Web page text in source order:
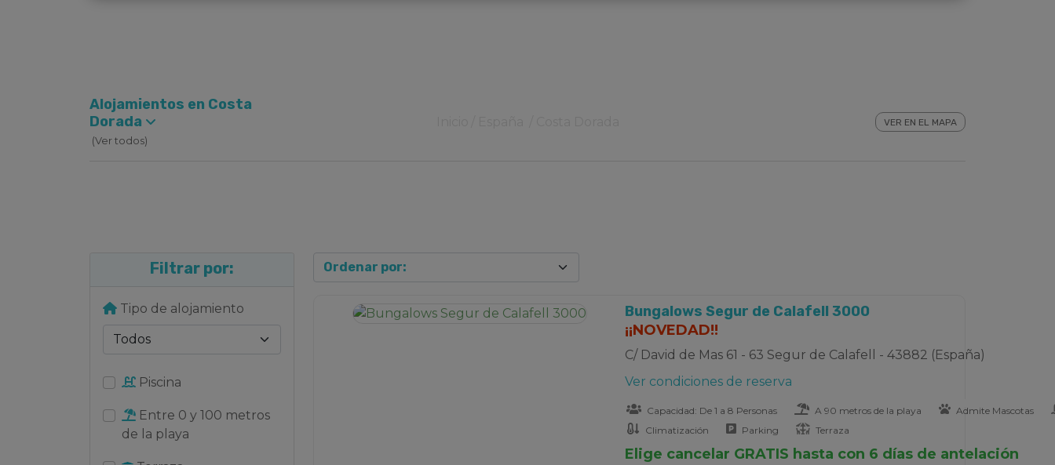
Alojamientos en Costa
Dorada
(Ver todos)
VER EN EL MAPA
Filtrar por:
Tipo de alojamiento
Piscina
Entre 0 y 100 metros
de la playa
Bungalows Segur de Calafell 3000
¡¡NOVEDAD!!
C/ David de Mas 61 - 63 Segur de Calafell - 43882 (España)
Ver condiciones de reserva
Capacidad: De 1 a 8 Personas A 90 metros de la playa
Admite Mascotas
Climatización
Parking Terraza
Elige cancelar GRATIS hasta con 6 días de antelación